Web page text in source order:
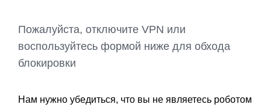
Пожалуйста, отключите VPN или
воспользуйтесь формой ниже для обхода
блокировки
Нам нужно убедиться, что вы не являетесь роботом